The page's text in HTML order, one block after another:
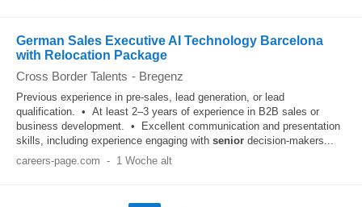
German Sales Executive AI Technology Barcelona
with Relocation Package
Cross Border Talents - Bregenz
Previous experience in pre-sales, lead generation, or lead
qualification. • At least 2–3 years of experience in B2B sales or
business development. • Excellent communication and presentation
skills, including experience engaging with senior decision-makers...
careers-page.com - 1 Woche alt